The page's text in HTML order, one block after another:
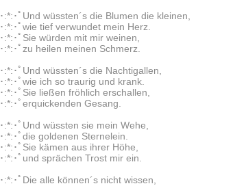
･:*:･ﾟUnd wüssten´s die Blumen die kleinen,
･:*:･ﾟwie tief verwundet mein Herz.
･:*:･ﾟSie würden mit mir weinen,
･:*:･ﾟzu heilen meinen Schmerz.
･:*:･ﾟUnd wüssten´s die Nachtigallen,
･:*:･ﾟwie ich so traurig und krank.
･:*:･ﾟSie ließen fröhlich erschallen,
･:*:･ﾟerquickenden Gesang.
･:*:･ﾟUnd wüssten sie mein Wehe,
･:*:･ﾟdie goldenen Sternelein.
･:*:･ﾟSie kämen aus ihrer Höhe,
･:*:･ﾟund sprächen Trost mir ein.
･:*:･ﾟDie alle können´s nicht wissen,